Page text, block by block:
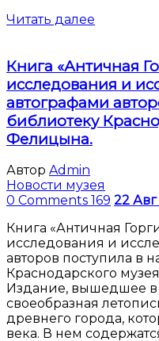
Читать далее
Книга «Античная
исследования и
автографами
библиотеку
Фелицына.
Автор Admin
Новости музея
0 Comments 169 22 Авг
Книга «Античная
исследования и
авторов поступила в
Краснодарского
Издание, вышедшее в
своеобразная
древнего города,
века. В нем